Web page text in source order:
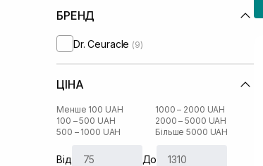
БРЕНД
Dr. Ceuracle (9)
ЦІНА
Менше 100 UAH
100 – 500 UAH
500 – 1000 UAH
1000 – 2000 UAH
2000 – 5000 UAH
Більше 5000 UAH
Від До